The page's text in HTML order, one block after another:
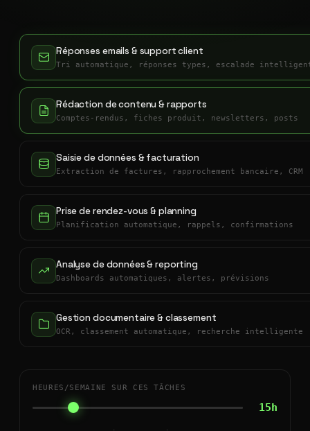
Réponses emails & support client
Tri automatique, réponses types, escalade
Rédaction de contenu & rapports
Comptes-rendus, fiches produit, newsletters, posts
Saisie de données & facturation
Extraction de factures, rapprochement bancaire, CRM
Prise de rendez-vous & planning
Planification automatique, rappels, confirmations
Analyse de données & reporting
Dashboards automatiques, alertes, prévisions
Gestion documentaire & classement
OCR, classement automatique, recherche intelligente
HEURES/SEMAINE SUR CES TÂCHES
15h